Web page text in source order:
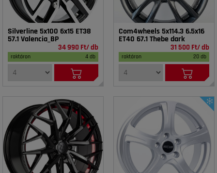
Silverline 5x100 6x15 ET38
57.1 Valencia_BP
34 990 Ft/ db
raktáron 4 db
Com4wheels 5x114.3 6.5x16
ET40 67.1 Thebe dark
31 500 Ft/ db
raktáron 20 db